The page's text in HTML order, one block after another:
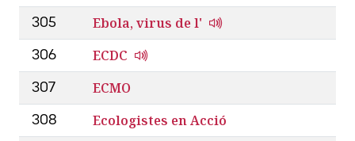
305 Ebola, virus de l'
306 ECDC
307 ECMO
308 Ecologistes en Acció